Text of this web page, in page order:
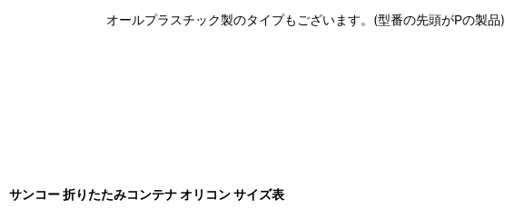
オールプラスチック製のタイプもございます。(型番の先頭がPの製品)
サンコー 折りたたみコンテナ オリコン サイズ表